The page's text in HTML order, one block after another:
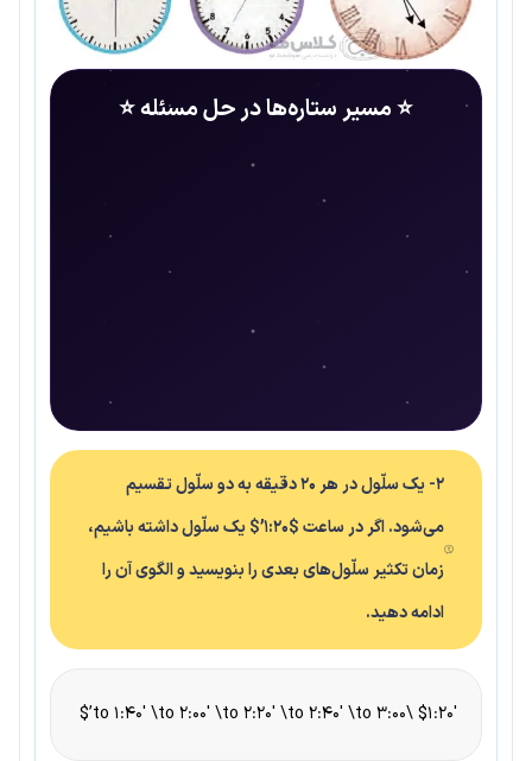
⭐ مسیر ستاره‌ها در حل مسئله ⭐
2- یک سلّول در هر ۲۰ دقیقه به دو سلّول تقسیم
می‌شود. اگر در ساعت $۱:۲۰’$ یک سلّول داشته باشیم،
زمان تکثیر سلّول‌های بعدی را بنویسید و الگوی آن را
ادامه دهید.
$۱:۲۰′ \to 1:40′ \to 2:00′ \to 2:20′ \to 2:40′ \to 3:00’$